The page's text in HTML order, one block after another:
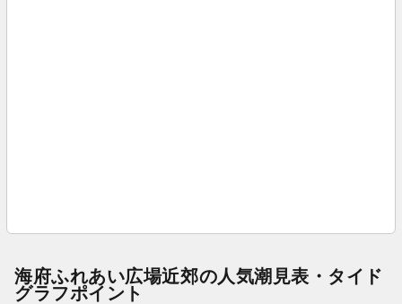
海府ふれあい広場近郊の人気潮見表・タイド
グラフポイント